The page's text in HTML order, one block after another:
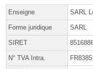
Enseigne SARL
Forme juridique SARL
SIRET
N° TVA Intra.